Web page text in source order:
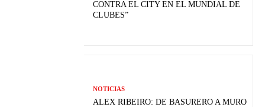
CONTRA EL CITY EN EL MUNDIAL DE
CLUBES”
NOTICIAS
ALEX RIBEIRO: DE BASURERO A MURO